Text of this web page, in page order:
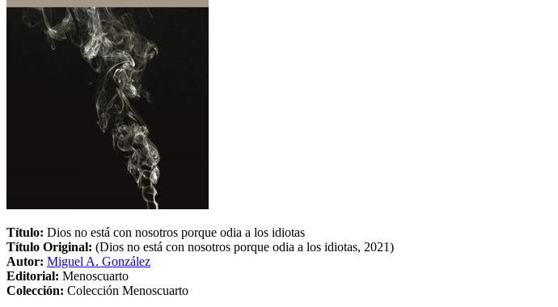
Título: Dios no está con nosotros porque odia a los idiotas
Título Original: (Dios no está con nosotros porque odia a los idiotas, 2021)
Autor: Miguel A. González
Editorial: Menoscuarto
Colección: Colección Menoscuarto